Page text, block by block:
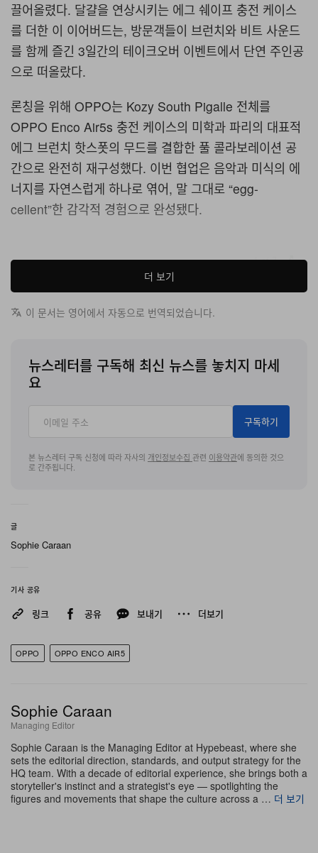
끌어올렸다. 달걀을 연상시키는 에그 쉐이프 충전 케이스
를 더한 이 이어버드는, 방문객들이 브런치와 비트 사운드
를 함께 즐긴 3일간의 테이크오버 이벤트에서 단연 주인공
으로 떠올랐다.
론칭을 위해 OPPO는 Kozy South Pigalle 전체를
OPPO Enco Air5s 충전 케이스의 미학과 파리의 대표적
에그 브런치 핫스폿의 무드를 결합한 풀 콜라보레이션 공
간으로 완전히 재구성했다. 이번 협업은 음악과 미식의 에
너지를 자연스럽게 하나로 엮어, 말 그대로 “egg-
cellent”한 감각적 경험으로 완성됐다.
1 of 7
Oppo
방문객들은 한정판 컬래버레이션 메뉴인 “Egg-scape
Matcha Chill Frappe 등 브런치 아이템이 포함됐다. 모든
메뉴는 이어버드는 물론, London 기반 DJ이자 프로듀서
채워진 이 플레이리스트는 OPPO Enco Air5s의 12mm
다이내믹 드라이버와 Sound Master EQ가 구현하는 사
운드 퍼포먼스를 극대화해 보여줬다.
티브 노이즈 캔슬링 기술을 직접 체험하며, 특히 젊은 트렌
드세터들이 분주한 도시의 소음을 차단한 채 훌륭한 브런
치와 선명한 비트에 온전히 몰입할 수 있었다. 이번 팝업은
기존의 제품 체험 방식을 넘어서는 새로운 라이브 경험을
제시하며, 브런치를 즐기면서도 진정으로 “Egg-scape
더 보기
이 문서는 영어에서 자동으로 번역되었습니다.
뉴스레터를 구독해 최신 뉴스를 놓치지 마세
요
구독하기
본 뉴스레터 구독 신청에 따라 자사의 개인정보수집 관련 이용약관에 동의한 것으
로 간주됩니다.
글
Sophie Caraan
기사 공유
링크 공유 보내기 더보기
OPPO OPPO ENCO AIR5
Sophie Caraan
Managing Editor
Sophie Caraan is the Managing Editor at Hypebeast, where she
sets the editorial direction, standards, and output strategy for the
HQ team. With a decade of editorial experience, she brings both a
storyteller's instinct and a strategist's eye — spotlighting the
figures and movements that shape the culture across a … 더 보기